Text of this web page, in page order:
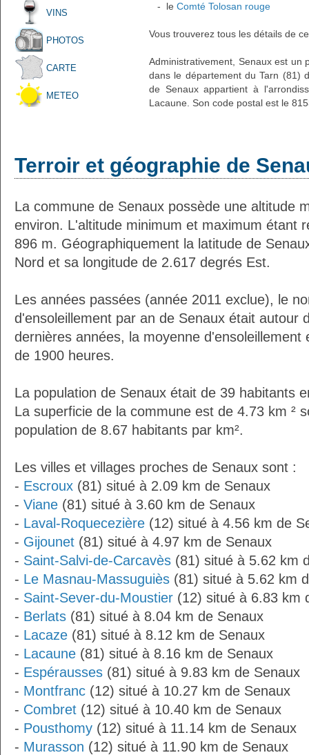
VINS
PHOTOS
CARTE
METEO
- le Comté Tolosan rouge
Vous trouverez tous les détails de
Administrativement, Senaux est un
dans le département du Tarn (81)
de Senaux appartient à
Lacaune. Son code postal est le
Terroir et géographie de
La commune de Senaux possède une altitude
environ. L'altitude minimum et maximum étant
896 m. Géographiquement la latitude de
Nord et sa longitude de 2.617 degrés Est.
Les années passées (année 2011 exclue), le
d'ensoleillement par an de Senaux était autour
dernières années, la moyenne d'ensoleillement
de 1900 heures.
La population de Senaux était de 39 habitants
La superficie de la commune est de 4.73 km ²
population de 8.67 habitants par km².
Les villes et villages proches de Senaux sont :
- Escroux (81) situé à 2.09 km de Senaux
- Viane (81) situé à 3.60 km de Senaux
- Laval-Roquecezière (12) situé à 4.56 km de
- Gijounet (81) situé à 4.97 km de Senaux
- Saint-Salvi-de-Carcavès (81) situé à 5.62 km
- Le Masnau-Massuguiès (81) situé à 5.62 km
- Saint-Sever-du-Moustier (12) situé à 6.83 km
- Berlats (81) situé à 8.04 km de Senaux
- Lacaze (81) situé à 8.12 km de Senaux
- Lacaune (81) situé à 8.16 km de Senaux
- Espérausses (81) situé à 9.83 km de Senaux
- Montfranc (12) situé à 10.27 km de Senaux
- Combret (12) situé à 10.40 km de Senaux
- Pousthomy (12) situé à 11.14 km de Senaux
- Murasson (12) situé à 11.90 km de Senaux